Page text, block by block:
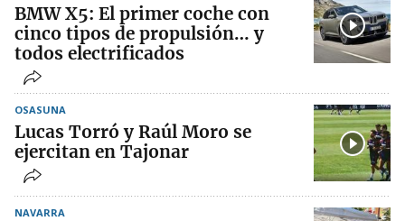
BMW X5: El primer coche con
cinco tipos de propulsión… y
todos electrificados
OSASUNA
Lucas Torró y Raúl Moro se
ejercitan en Tajonar
NAVARRA